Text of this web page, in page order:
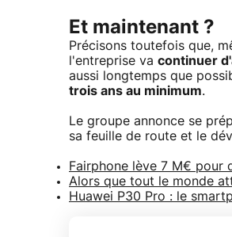
Et maintenant ?
Précisons toutefois que,
l'entreprise va continuer
aussi longtemps que
trois ans au minimum.
Le groupe annonce se
sa feuille de route et le
Fairphone lève 7 M€ pour
Alors que tout le monde
Huawei P30 Pro : le